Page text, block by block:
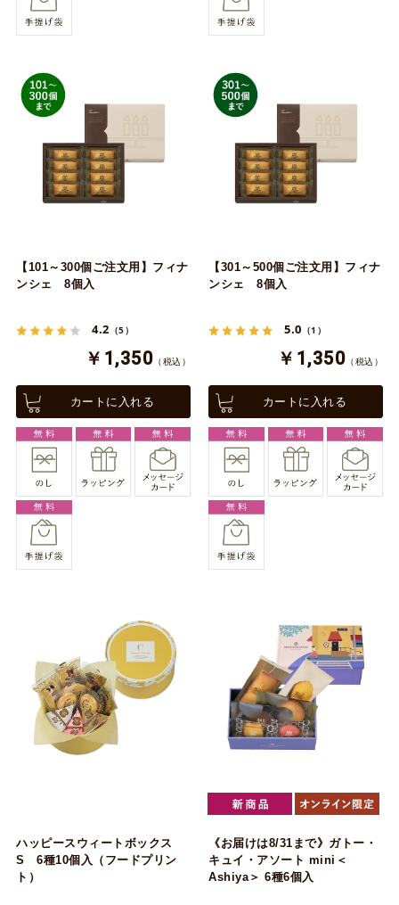
【101～300個ご注文用】フィナ
ンシェ 8個入
4.2 （5）
￥1,350 （税込）
カートに入れる
【301～500個ご注文用】フィナ
ンシェ 8個入
5.0 （1）
￥1,350 （税込）
カートに入れる
ハッピースウィートボックス
S 6種10個入（フードプリン
ト）
《お届けは8/31まで》ガトー・
キュイ・アソート mini＜
Ashiya＞ 6種6個入